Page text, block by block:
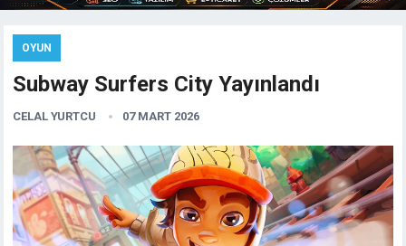
OYUN
Subway Surfers City Yayınlandı
CELAL YURTCU 07 MART 2026